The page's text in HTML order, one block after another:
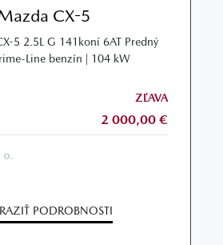
CX-5
5 2.5L G 141koní 6AT Predný
Line benzín | 104 kW
ZĽAVA
2 000,00 €
o.
PODROBNOSTI